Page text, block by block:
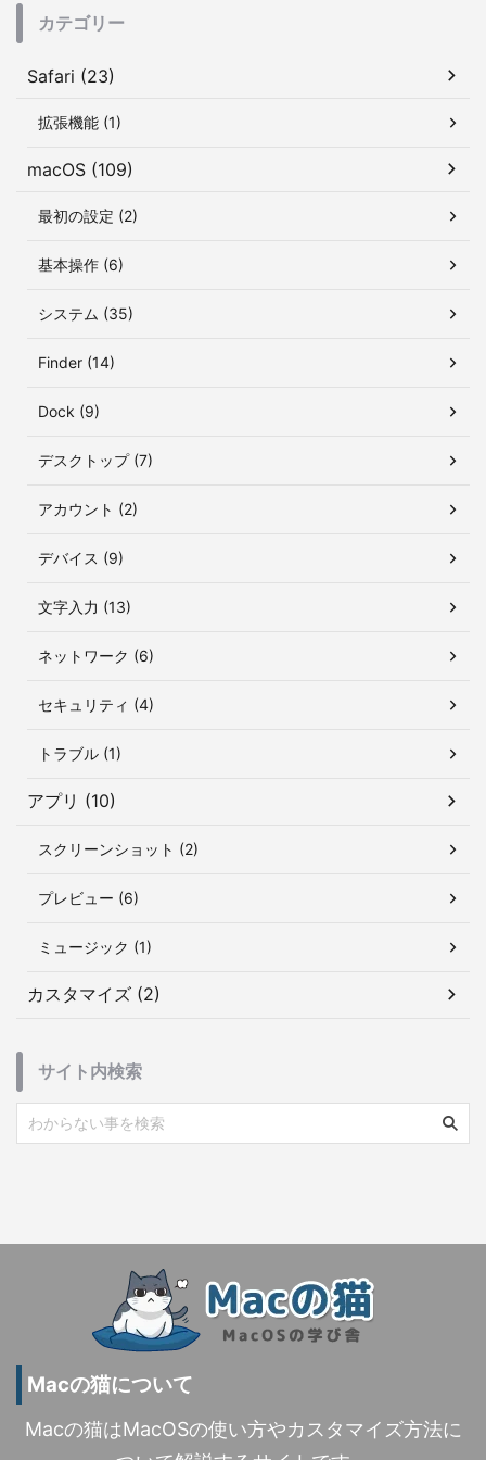
カテゴリー
Safari (23)
拡張機能 (1)
macOS (109)
最初の設定 (2)
基本操作 (6)
システム (35)
Finder (14)
Dock (9)
デスクトップ (7)
アカウント (2)
デバイス (9)
文字入力 (13)
ネットワーク (6)
セキュリティ (4)
トラブル (1)
アプリ (10)
スクリーンショット (2)
プレビュー (6)
ミュージック (1)
カスタマイズ (2)
サイト内検索
Macの猫について
Macの猫はMacOSの使い方やカスタマイズ方法に